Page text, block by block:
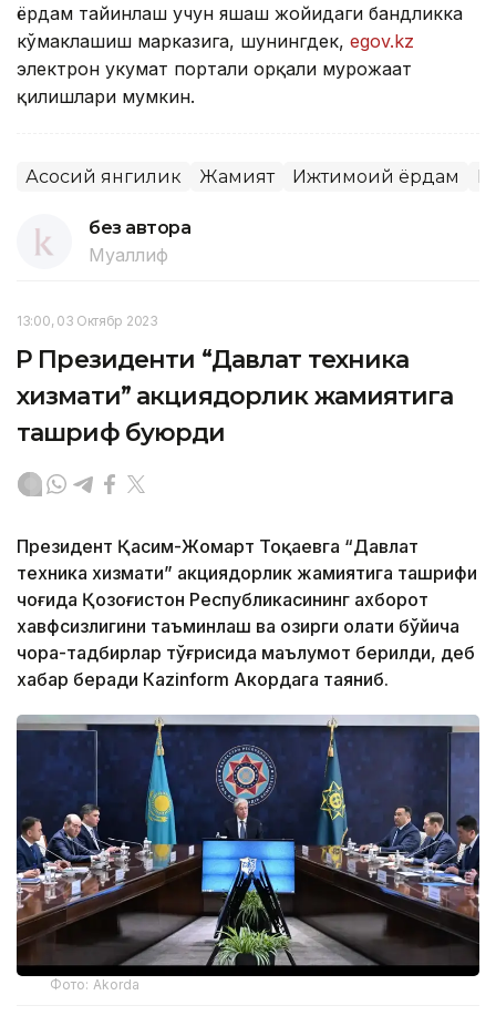
ёрдам тайинлаш учун яшаш жойидаги бандликка
кўмаклашиш марказига, шунингдек, еgov.kz
электрон ҳукумат портали орқали мурожаат
қилишлари мумкин.
Асосий янгилик Жамият Ижтимоий ёрдам
без автора
Муаллиф
13:00, 03 Октябр 2023
ҚР Президенти “Давлат техника
хизмати” акциядорлик жамиятига
ташриф буюрди
Президент Қасим-Жомарт Тоқаевга “Давлат
техника хизмати” акциядорлик жамиятига ташрифи
чоғида Қозоғистон Республикасининг ахборот
хавфсизлигини таъминлаш ва ҳозирги ҳолати бўйича
чора-тадбирлар тўғрисида маълумот берилди, деб
хабар беради Каzinform Акордага таяниб.
Фото: Akorda